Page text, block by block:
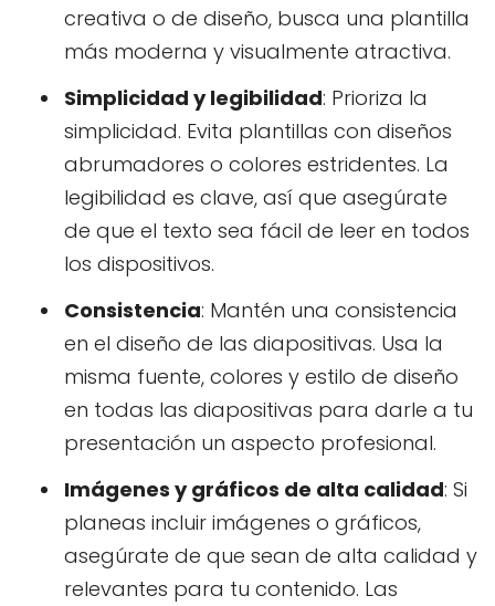
creativa o de diseño, busca una plantilla
más moderna y visualmente atractiva.
Simplicidad y legibilidad: Prioriza la
simplicidad. Evita plantillas con diseños
abrumadores o colores estridentes. La
legibilidad es clave, así que asegúrate
de que el texto sea fácil de leer en todos
los dispositivos.
Consistencia: Mantén una consistencia
en el diseño de las diapositivas. Usa la
misma fuente, colores y estilo de diseño
en todas las diapositivas para darle a tu
presentación un aspecto profesional.
Imágenes y gráficos de alta calidad: Si
planeas incluir imágenes o gráficos,
asegúrate de que sean de alta calidad y
relevantes para tu contenido. Las